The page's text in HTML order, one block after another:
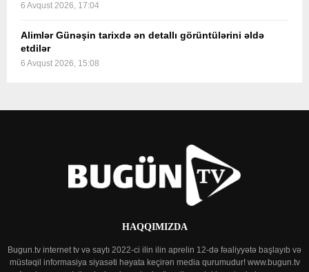
6 Avqust 2026, 17:04
Alimlər Günəşin tarixdə ən detallı görüntülərini əldə
etdilər
6 Avqust 2026, 15:08
HAQQIMIZDA
Bugun.tv internet tv və saytı 2022-ci ilin ilin aprelin 12-də fəaliyyətə başlayıb və
müstəqil informasiya siyasəti həyata keçirən media qurumudur! www.bugun.tv